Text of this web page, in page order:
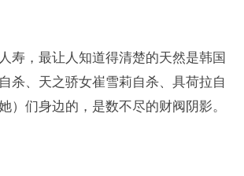
寿，最让人知道得清楚的天然是韩国
杀、天之骄女崔雪莉自杀、具荷拉自
）们身边的，是数不尽的财阀阴影。